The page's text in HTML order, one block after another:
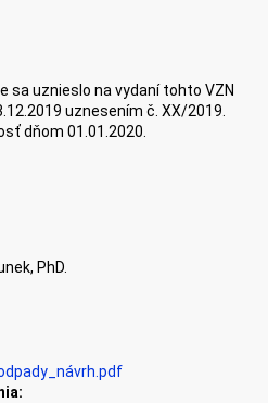
sa uznieslo na vydaní tohto VZN
uznesením č. XX/2019.
dňom 01.01.2020.
PhD.